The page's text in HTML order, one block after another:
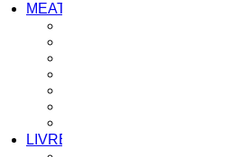
MEATUS
LIVRES